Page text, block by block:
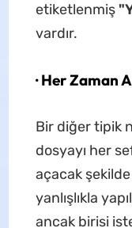
etiketlenmiş
vardır.
· Her Zaman
Bir diğer tipik
dosyayı her
açacak şekilde
yanlışlıkla
ancak birisi